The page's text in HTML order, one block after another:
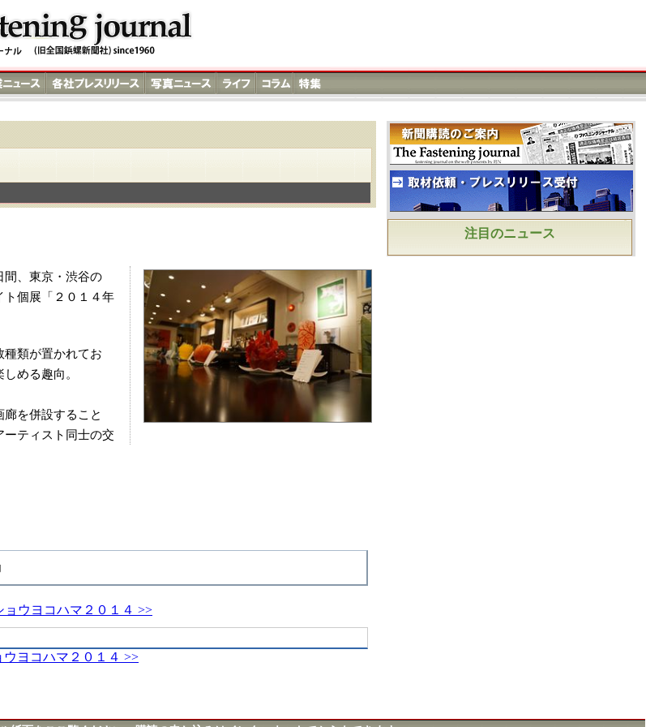
、東京・渋谷の
個展「２０１４年
類が置かれてお
める趣向。
を併設すること
ティスト同士の交
ョウヨコハマ２０１４ >>
ヨコハマ２０１４ >>
注目のニュース